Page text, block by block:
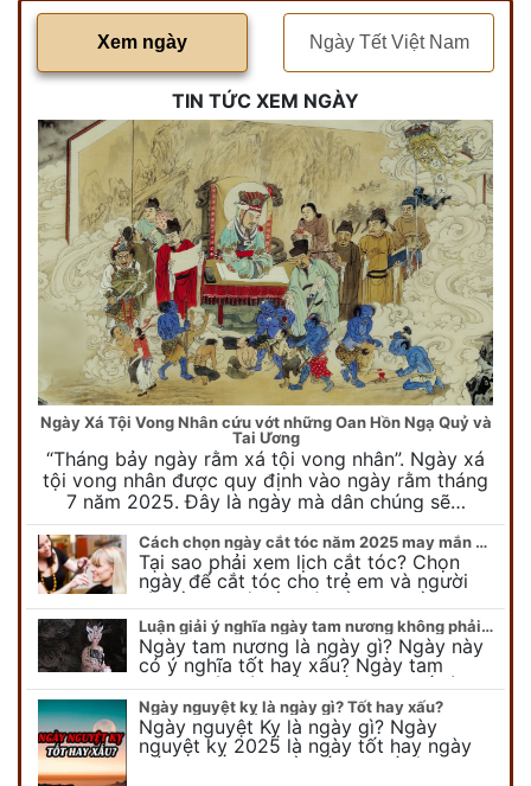
Xem ngày Ngày Tết Việt Nam
TIN TỨC XEM NGÀY
Ngày Xá Tội Vong Nhân cứu vớt những Oan Hồn Ngạ Quỷ và
Tai Ương
“Tháng bảy ngày rằm xá tội vong nhân”. Ngày xá
tội vong nhân được quy định vào ngày rằm tháng
7 năm 2025. Đây là ngày mà dân chúng sẽ…
Cách chọn ngày cắt tóc năm 2025 may mắn cho cả trẻ em và người lớn
Tại sao phải xem lịch cắt tóc? Chọn
ngày để cắt tóc cho trẻ em và người
lớn cần lưu ý điều gì để gặp nhiều may
mắn ? Khi…
Luận giải ý nghĩa ngày tam nương không phải ai cũng biết
Ngày tam nương là ngày gì? Ngày này
có ý nghĩa tốt hay xấu? Ngày tam
nương sát có nguồn gốc như thế nào?
Cần kiêng kỵ điều gì khi…
Ngày nguyệt kỵ là ngày gì? Tốt hay xấu?
Ngày nguyệt Kỵ là ngày gì? Ngày
nguyệt kỵ 2025 là ngày tốt hay ngày
xấu, xem ngay để biết chi tiết ý nghĩa